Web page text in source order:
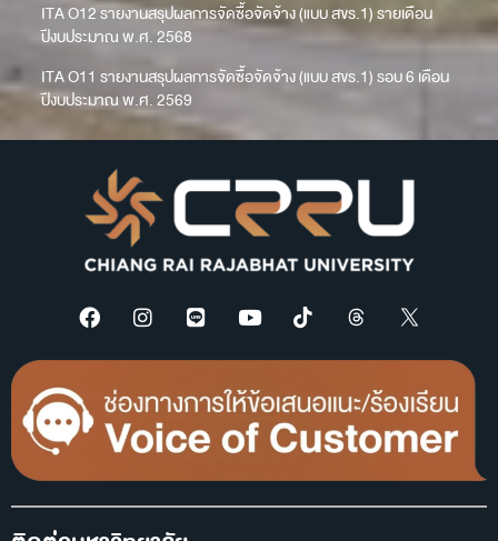
ITA O12 รายงานสรุปผลการจัดซื้อจัดจ้าง (แบบ สขร.1) รายเดือน
ปีงบประมาณ พ.ศ. 2568
ITA O11 รายงานสรุปผลการจัดซื้อจัดจ้าง (แบบ สขร.1) รอบ 6 เดือน
ปีงบประมาณ พ.ศ. 2569